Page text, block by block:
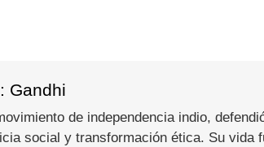
Gandhi
de independencia indio,
social y transformación ética. Su vida